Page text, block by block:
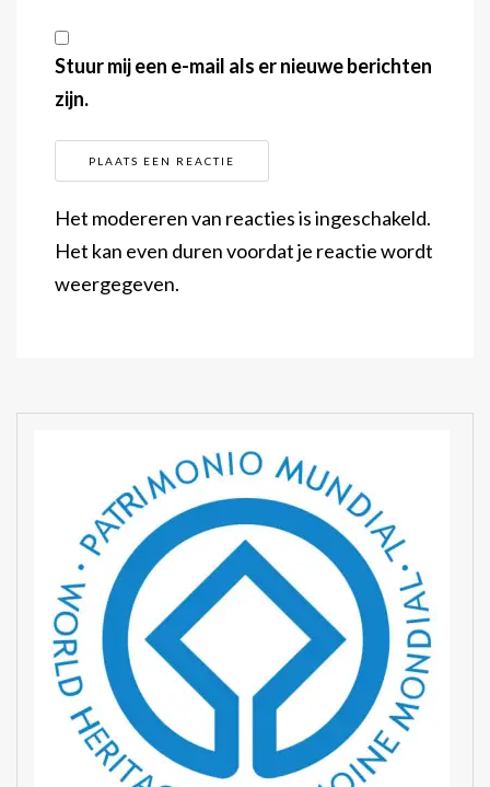
Stuur mij een e-mail als er nieuwe berichten
zijn.
Het modereren van reacties is ingeschakeld.
Het kan even duren voordat je reactie wordt
weergegeven.